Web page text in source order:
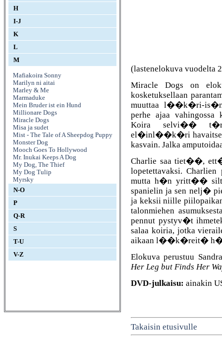
H
I-J
K
L
M
Mafiakoira Sonny
Marilyn ni aitai
Marley & Me
Marmaduke
Mein Bruder ist ein Hund
Millionare Dogs
Miracle Dogs
Misa ja sudet
Mist - The Tale of A Sheepdog Puppy
Monster Dog
Mooch Goes To Hollywood
Mr. Inukai Keeps A Dog
My Dog, The Thief
My Dog Tulip
Myrsky
N-O
P
Q-R
S
T-U
V-Z
(lastenelokuva vuodelta
Miracle Dogs on
kosketuksellaan
muuttaa l��k�ri-is�n
perhe ajaa vahingossa
Koira selvi��
el�inl��k�ri havaitsee,
kasvain. Jalka
Charlie saa tiet��,
lopetettavaksi.
mutta h�n yritt�� silti
spanielin ja sen nelj�
ja keksii niille
talonmiehen
pennut pystyv�t
salaa koiria, jotka
aikaan l��k�reit�
Elokuva perustuu
Her Leg but Finds Her
DVD-julkaisu: ainakin
Takaisin etusivulle